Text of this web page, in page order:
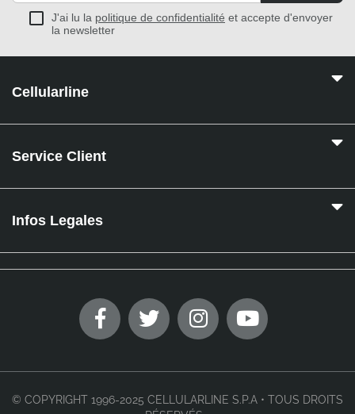
J'ai lu la politique de confidentialité et accepte d'envoyer
la newsletter
Cellularline
Service Client
Infos Legales
© COPYRIGHT 1996-2025 CELLULARLINE S.P.A • TOUS DROITS